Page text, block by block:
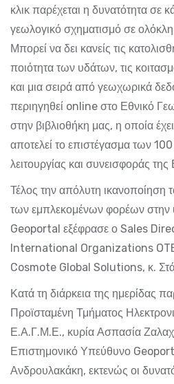
κλικ παρέχεται η δυνατότητα σε
γεωλογικό σχηματισμό σε
Μπορεί να δει κανείς τις
ποιότητα των υδάτων, τις
και μια σειρά από γεωχωρικά
περιηγηθεί online στο Εθνικό
στην βιβλιοθήκη μας, η οποία
αποτελεί το επιστέγασμα των
λειτουργίας και συνεισφοράς
Τέλος την απόλυτη ικανοποίηση
των εμπλεκομένων φορέων στην
Geoportal εξέφρασε ο Sales
International Organizations
Cosmote Global Solutions, κ.
Κατά τη διάρκεια της ημερίδας
Προϊσταμένη Τμήματος
Ε.Α.Γ.Μ.Ε., κυρία Ασπασία
Επιστημονικό Υπεύθυνο
Ανδρουλακάκη, εκτενώς οι